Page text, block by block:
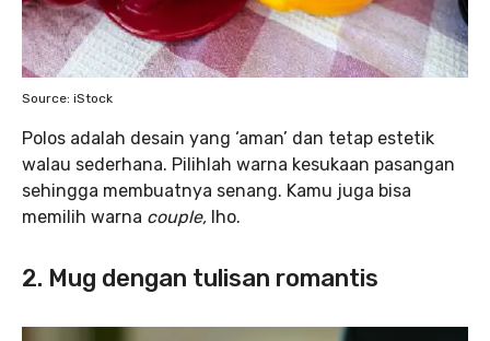
Source: iStock
Polos adalah desain yang ‘aman’ dan tetap estetik
walau sederhana. Pilihlah warna kesukaan pasangan
sehingga membuatnya senang. Kamu juga bisa
memilih warna couple, lho.
2. Mug dengan tulisan romantis